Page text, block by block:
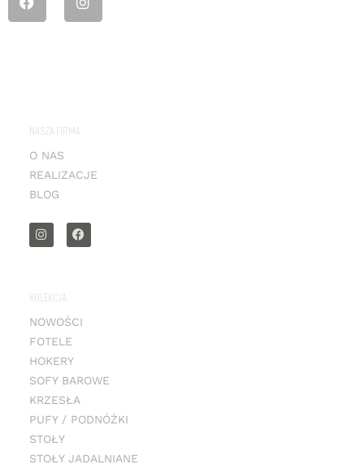
NASZA FIRMA
O NAS
REALIZACJE
BLOG
KOLEKCJA
NOWOŚCI
FOTELE
HOKERY
SOFY BAROWE
KRZESŁA
PUFY / PODNÓŻKI
STOŁY
STOŁY JADALNIANE